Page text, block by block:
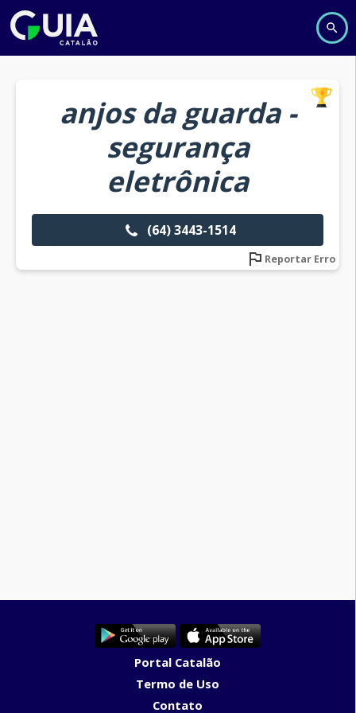
anjos da guarda -
segurança
eletrônica
(64) 3443-1514
Reportar Erro
Portal Catalão
Termo de Uso
Contato